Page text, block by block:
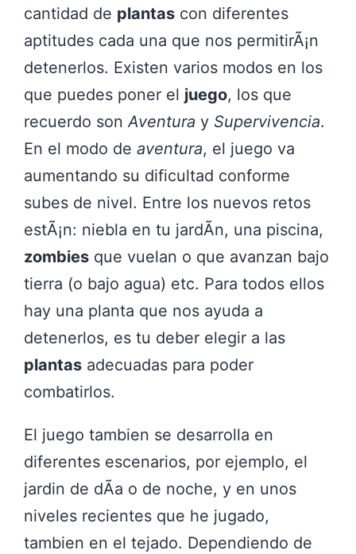
cantidad de plantas con diferentes
aptitudes cada una que nos permitirÃ¡n
detenerlos. Existen varios modos en los
que puedes poner el juego, los que
recuerdo sonAventura y Supervivencia.
En el modo de aventura, el juego va
aumentando su dificultad conforme
subes de nivel. Entre los nuevos retos
estÃ¡n: niebla en tu jardÃ­n, una piscina,
zombies que vuelan o que avanzan bajo
tierra (o bajo agua) etc. Para todos ellos
hay una planta que nos ayuda a
detenerlos, es tu deber elegir a las
plantas adecuadas para poder
combatirlos.
El juego tambien se desarrolla en
diferentes escenarios, por ejemplo, el
jardin de dÃ­a o de noche, y en unos
niveles recientes que he jugado,
tambien en el tejado. Dependiendo de